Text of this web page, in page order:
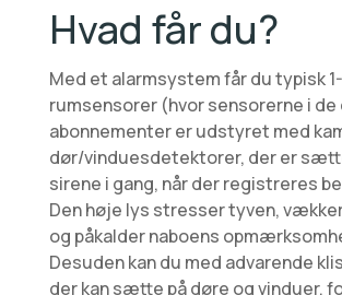
Hvad får du?
Med et alarmsystem får du typisk
rumsensorer (hvor sensorerne i de
abonnementer er udstyret med
dør/vinduesdetektorer, der er
sirene i gang, når der registreres
Den høje lys stresser tyven,
og påkalder naboens
Desuden kan du med advarende
der kan sætte på døre og vinduer,